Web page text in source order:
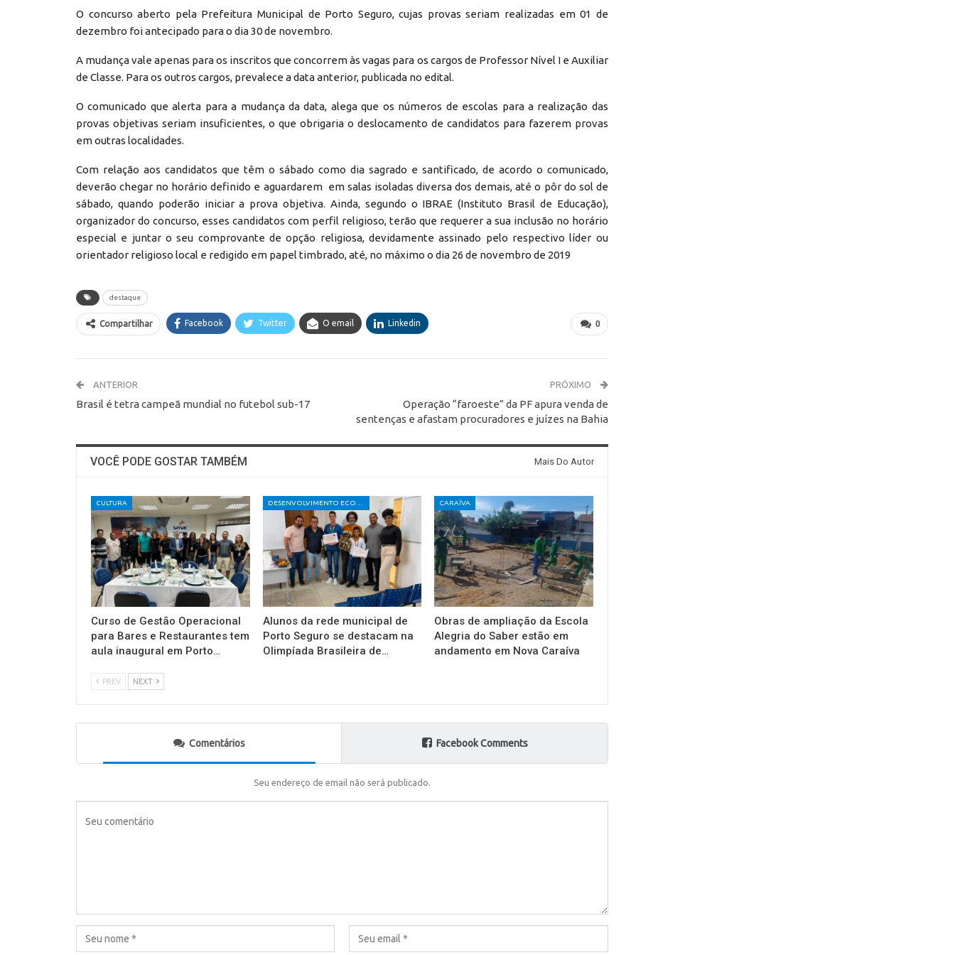
O concurso aberto pela Prefeitura Municipal de Porto Seguro, cujas provas seriam realizadas em 01 de
dezembro foi antecipado para o dia 30 de novembro.
A mudança vale apenas para os inscritos que concorrem às vagas para os cargos de Professor Nível I e Auxiliar
de Classe. Para os outros cargos, prevalece a data anterior, publicada no edital.
O comunicado que alerta para a mudança da data, alega que os números de escolas para a realização das
provas objetivas seriam insuficientes, o que obrigaria o deslocamento de candidatos para fazerem provas
em outras localidades.
Com relação aos candidatos que têm o sábado como dia sagrado e santificado, de acordo o comunicado,
deverão chegar no horário definido e aguardarem em salas isoladas diversa dos demais, até o pôr do sol de
sábado, quando poderão iniciar a prova objetiva. Ainda, segundo o IBRAE (Instituto Brasil de Educação),
organizador do concurso, esses candidatos com perfil religioso, terão que requerer a sua inclusão no horário
especial e juntar o seu comprovante de opção religiosa, devidamente assinado pelo respectivo líder ou
orientador religioso local e redigido em papel timbrado, até, no máximo o dia 26 de novembro de 2019
destaque
0
Compartilhar Facebook Twitter O email Linkedin
ANTERIOR
Brasil é tetra campeã mundial no futebol sub-17
PRÓXIMO
Operação “faroeste” da PF apura venda de
sentenças e afastam procuradores e juízes na Bahia
VOCÊ PODE GOSTAR TAMBÉM Mais Do Autor
CULTURA
Curso de Gestão Operacional
para Bares e Restaurantes tem
aula inaugural em Porto…
Alunos da rede municipal de
Porto Seguro se destacam na
Olimpíada Brasileira de…
CARAÍVA
Obras de ampliação da Escola
Alegria do Saber estão em
andamento em Nova Caraíva
PREV NEXT
Comentários Facebook Comments
Seu endereço de email não será publicado.